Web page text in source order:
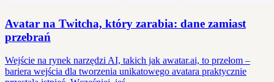
Avatar na Twitcha, który zarabia: dane zamiast
przebrań
Wejście na rynek narzędzi AI, takich jak awatar.ai, to przełom –
bariera wejścia dla tworzenia unikatowego avatara praktycznie